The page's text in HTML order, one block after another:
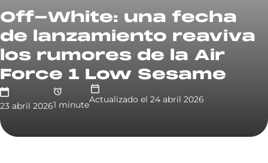
Off-White: una fecha
de lanzamiento reaviva
los rumores de la Air
Force 1 Low Sesame
23 abril 20261 minuteActualizado el 24 abril 2026